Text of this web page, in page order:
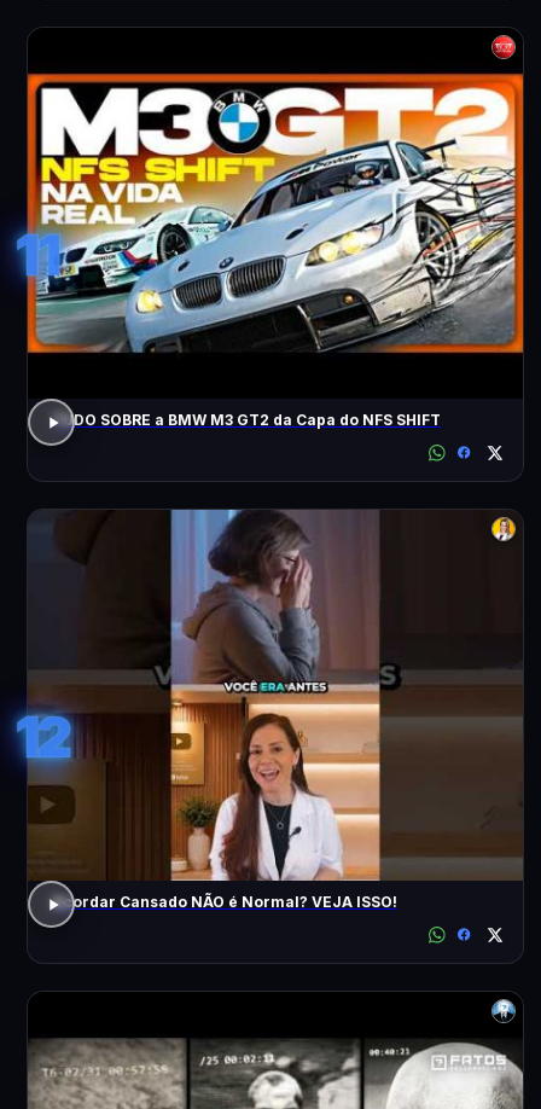
11
TUDO SOBRE a BMW M3 GT2 da Capa do NFS SHIFT
12
Acordar Cansado NÃO é Normal? VEJA ISSO!